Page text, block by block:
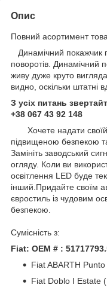
Опис
Повний асортимент
Динамічний покажчик
поворотів. Динамічний
живу дуже круто
видно, оскільки штатні
З усіх питань
+38 067 43 92 148
Хочете надати своїй
підвищеною безпекою
Замініть заводський
огляду. Коли ви
освітлення LED буде
інший.Придайте своїм
євростиль із чудовим
безпекою.
Сумісність з:
Fiat: OEM # :
Fiat ABARTH
Fiat Doblo I Estate